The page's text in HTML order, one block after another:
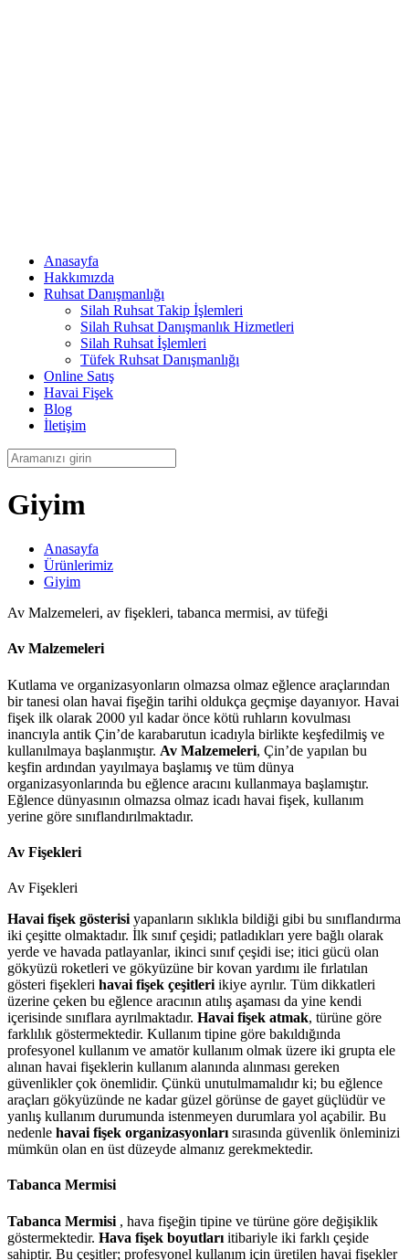
Anasayfa
Hakkımızda
Ruhsat Danışmanlığı
Silah Ruhsat Takip İşlemleri
Silah Ruhsat Danışmanlık Hizmetleri
Silah Ruhsat İşlemleri
Tüfek Ruhsat Danışmanlığı
Online Satış
Havai Fişek
Blog
İletişim
Giyim
Anasayfa
Ürünlerimiz
Giyim
Av Malzemeleri, av fişekleri, tabanca mermisi, av tüfeği
Av Malzemeleri
Kutlama ve organizasyonların olmazsa olmaz eğlence araçlarından
bir tanesi olan havai fişeğin tarihi oldukça geçmişe dayanıyor. Havai
fişek ilk olarak 2000 yıl kadar önce kötü ruhların kovulması
inancıyla antik Çin’de karabarutun icadıyla birlikte keşfedilmiş ve
kullanılmaya başlanmıştır. Av Malzemeleri, Çin’de yapılan bu
keşfin ardından yayılmaya başlamış ve tüm dünya
organizasyonlarında bu eğlence aracını kullanmaya başlamıştır.
Eğlence dünyasının olmazsa olmaz icadı havai fişek, kullanım
yerine göre sınıflandırılmaktadır.
Av Fişekleri
Av Fişekleri
Havai fişek gösterisi yapanların sıklıkla bildiği gibi bu sınıflandırma
iki çeşitte olmaktadır. İlk sınıf çeşidi; patladıkları yere bağlı olarak
yerde ve havada patlayanlar, ikinci sınıf çeşidi ise; itici gücü olan
gökyüzü roketleri ve gökyüzüne bir kovan yardımı ile fırlatılan
gösteri fişekleri havai fişek çeşitleri ikiye ayrılır. Tüm dikkatleri
üzerine çeken bu eğlence aracının atılış aşaması da yine kendi
içerisinde sınıflara ayrılmaktadır. Havai fişek atmak, türüne göre
farklılık göstermektedir. Kullanım tipine göre bakıldığında
profesyonel kullanım ve amatör kullanım olmak üzere iki grupta ele
alınan havai fişeklerin kullanım alanında alınması gereken
güvenlikler çok önemlidir. Çünkü unutulmamalıdır ki; bu eğlence
araçları gökyüzünde ne kadar güzel görünse de gayet güçlüdür ve
yanlış kullanım durumunda istenmeyen durumlara yol açabilir. Bu
nedenle havai fişek organizasyonları sırasında güvenlik önleminizi
mümkün olan en üst düzeyde almanız gerekmektedir.
Tabanca Mermisi
Tabanca Mermisi , hava fişeğin tipine ve türüne göre değişiklik
göstermektedir. Hava fişek boyutları itibariyle iki farklı çeşide
sahiptir. Bu çeşitler; profesyonel kullanım için üretilen havai fişekler